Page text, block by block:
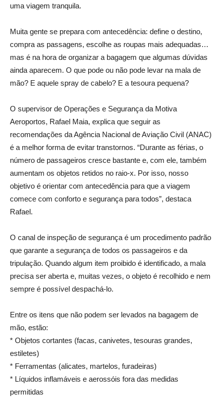
uma viagem tranquila.
Muita gente se prepara com antecedência: define o destino,
compra as passagens, escolhe as roupas mais adequadas…
mas é na hora de organizar a bagagem que algumas dúvidas
ainda aparecem. O que pode ou não pode levar na mala de
mão? E aquele spray de cabelo? E a tesoura pequena?
O supervisor de Operações e Segurança da Motiva
Aeroportos, Rafael Maia, explica que seguir as
recomendações da Agência Nacional de Aviação Civil (ANAC)
é a melhor forma de evitar transtornos. “Durante as férias, o
número de passageiros cresce bastante e, com ele, também
aumentam os objetos retidos no raio-x. Por isso, nosso
objetivo é orientar com antecedência para que a viagem
comece com conforto e segurança para todos”, destaca
Rafael.
O canal de inspeção de segurança é um procedimento padrão
que garante a segurança de todos os passageiros e da
tripulação. Quando algum item proibido é identificado, a mala
precisa ser aberta e, muitas vezes, o objeto é recolhido e nem
sempre é possível despachá-lo.
Entre os itens que não podem ser levados na bagagem de
mão, estão:
* Objetos cortantes (facas, canivetes, tesouras grandes,
estiletes)
* Ferramentas (alicates, martelos, furadeiras)
* Líquidos inflamáveis e aerossóis fora das medidas
permitidas